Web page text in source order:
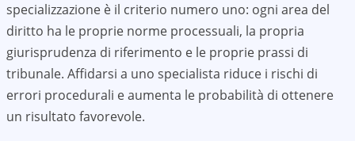
specializzazione è il criterio numero uno: ogni area del
diritto ha le proprie norme processuali, la propria
giurisprudenza di riferimento e le proprie prassi di
tribunale. Affidarsi a uno specialista riduce i rischi di
errori procedurali e aumenta le probabilità di ottenere
un risultato favorevole.